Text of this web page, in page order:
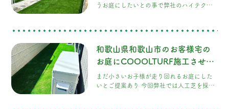
うお庭にしたいとの事で弊社のハイテク人
良く カッコイイお庭に仕上がりました。
和歌山県和歌山市のお客様宅の
お庭にCOOOLTURF施工させて
頂きました！
まだ小さいお子様が走り回れるお庭にした
いとご提案あり 今回弊社では人工芝を採用